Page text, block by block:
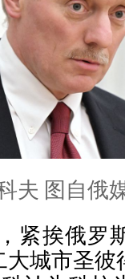
夫 图自俄
紧挨俄罗
大城市圣